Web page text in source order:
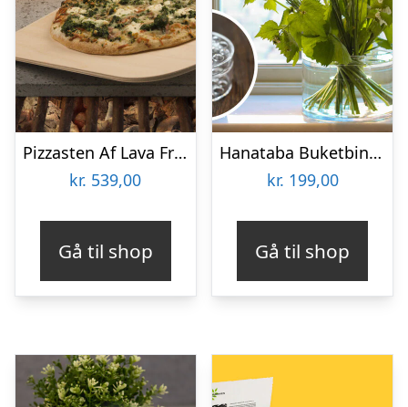
Pizzasten Af Lava Fra Etna
kr. 539,00
Gå til shop
Hanataba Buketbinder
kr. 199,00
Gå til shop